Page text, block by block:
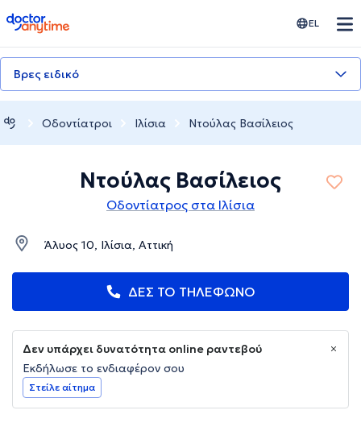
doctoranytime EL
Βρες ειδικό
Οδοντίατροι Ιλίσια Ντούλας Βασίλειος
Ντούλας Βασίλειος
Οδοντίατρος στα Ιλίσια
Άλυος 10, Ιλίσια, Αττική
ΔΕΣ ΤΟ ΤΗΛΕΦΩΝΟ
Δεν υπάρχει δυνατότητα online ραντεβού
Εκδήλωσε το ενδιαφέρον σου
Στείλε αίτημα